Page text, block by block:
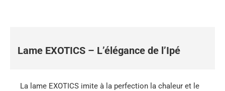
Lame EXOTICS – L’élégance de l’Ipé
La lame EXOTICS imite à la perfection la chaleur et le